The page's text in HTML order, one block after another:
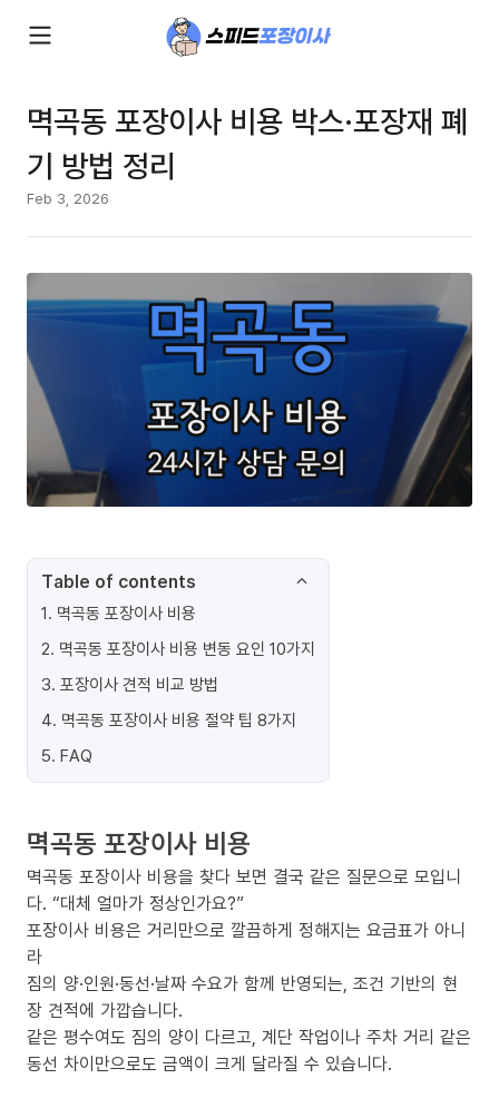
멱곡동 포장이사 비용 박스·포장재 폐
기 방법 정리
Feb 3, 2026
Table of contents
1. 멱곡동 포장이사 비용
2. 멱곡동 포장이사 비용 변동 요인 10가지
3. 포장이사 견적 비교 방법
4. 멱곡동 포장이사 비용 절약 팁 8가지
5. FAQ
멱곡동 포장이사 비용
멱곡동 포장이사 비용을 찾다 보면 결국 같은 질문으로 모입니
다. “대체 얼마가 정상인가요?”
포장이사 비용은 거리만으로 깔끔하게 정해지는 요금표가 아니
라
짐의 양·인원·동선·날짜 수요가 함께 반영되는, 조건 기반의 현
장 견적에 가깝습니다.
같은 평수여도 짐의 양이 다르고, 계단 작업이나 주차 거리 같은
동선 차이만으로도 금액이 크게 달라질 수 있습니다.